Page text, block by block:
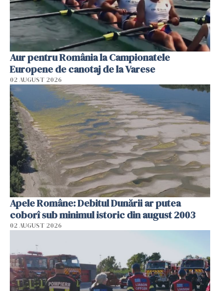
Aur pentru România la Campionatele
Europene de canotaj de la Varese
02 AUGUST 2026
Apele Române: Debitul Dunării ar putea
coborî sub minimul istoric din august 2003
02 AUGUST 2026